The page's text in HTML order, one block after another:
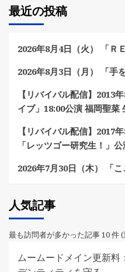
最近の投稿
2026年8月4日（火） 「Ｒ
2026年8月3日（月） 「手
【リバイバル配信】2013
イブ」18:00公演 福岡聖菜
【リバイバル配信】2017
「レッツゴー研究生！」
2026年7月30日（木） 「
人気記事
最も訪問者が多かった記事 10 件
ムームードメイン更新料